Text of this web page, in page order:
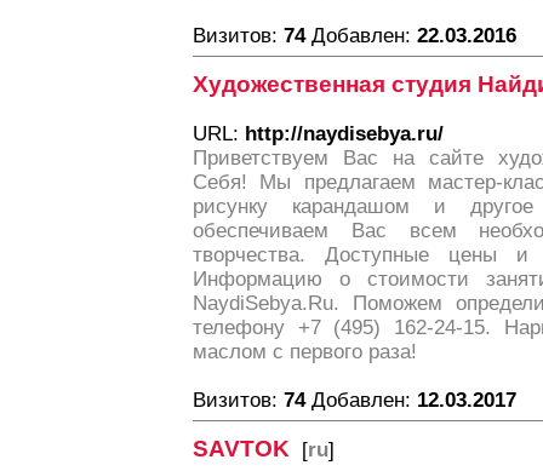
Визитов: 74Добавлен: 22.03.2016
Художественная студия
URL: http://naydisebya.ru/
Приветствуем Вас на сайте
Себя! Мы предлагаем мастер-
рисунку карандашом и
обеспечиваем Вас всем
творчества. Доступные цены и
Информацию о стоимости
NaydiSebya.Ru. Поможем
телефону +7 (495) 162-24-15.
маслом с первого раза!
Визитов: 74Добавлен: 12.03.2017
SAVTOK [ru]